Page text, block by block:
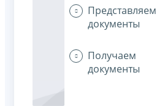
Представляем
документы
Получаем
документы